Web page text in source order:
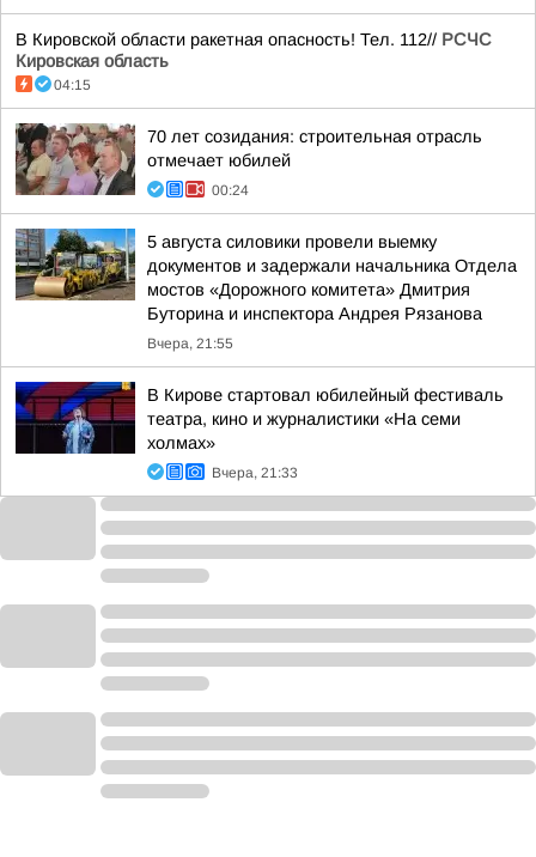
В Кировской области ракетная опасность! Тел. 112// РСЧС
Кировская область
04:15
70 лет созидания: строительная отрасль
отмечает юбилей
00:24
5 августа силовики провели выемку
документов и задержали начальника Отдела
мостов «Дорожного комитета» Дмитрия
Буторина и инспектора Андрея Рязанова
Вчера, 21:55
В Кирове стартовал юбилейный фестиваль
театра, кино и журналистики «На семи
холмах»
Вчера, 21:33